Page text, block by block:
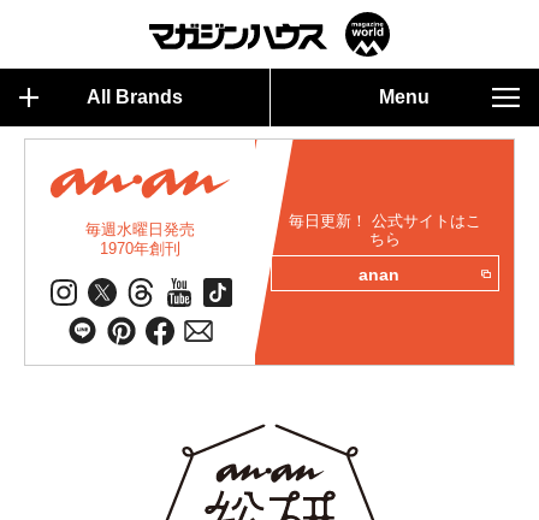
All Brands Menu
毎週水曜日発売
1970年創刊
毎日更新！ 公式サイトはこ
ちら
anan